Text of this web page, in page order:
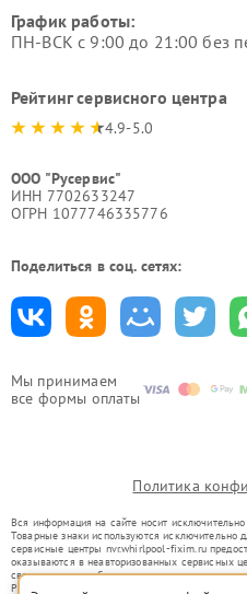
Мы принимаем
все формы оплаты
График работы:
ПН-ВСК с 9:00 до 21:00 без
Рейтинг сервисного центра
4.9-5.0
ООО "Русервис"
ИНН 7702633247
ОГРН 1077746335776
Поделиться в соц. сетях:
Политика
Вся информация на сайте носит
Товарные знаки используются исключительно
сервисные центры nvr.whirlpool-fixim.ru
оказываются в неавторизованных сервисных
связаны с правообладателями товарных
Ремонт осуществляется для устройств, уже